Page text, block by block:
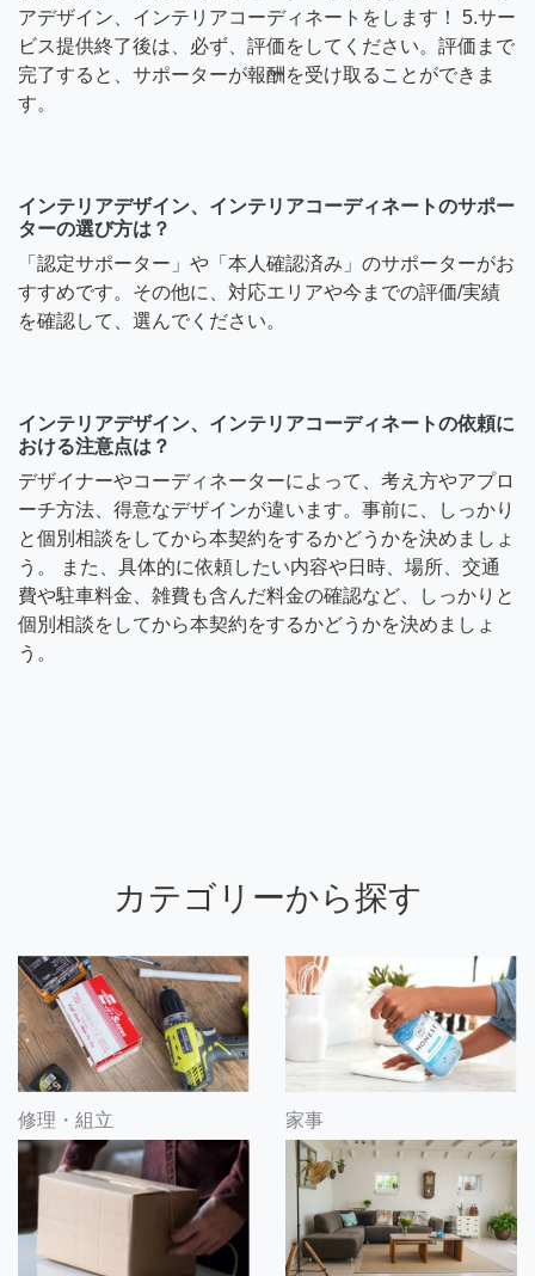
アデザイン、インテリアコーディネートをします！ 5.サー
ビス提供終了後は、必ず、評価をしてください。評価まで
完了すると、サポーターが報酬を受け取ることができま
す。
インテリアデザイン、インテリアコーディネートのサポー
ターの選び方は？
「認定サポーター」や「本人確認済み」のサポーターがお
すすめです。その他に、対応エリアや今までの評価/実績
を確認して、選んでください。
インテリアデザイン、インテリアコーディネートの依頼に
おける注意点は？
デザイナーやコーディネーターによって、考え方やアプロ
ーチ方法、得意なデザインが違います。事前に、しっかり
と個別相談をしてから本契約をするかどうかを決めましょ
う。 また、具体的に依頼したい内容や日時、場所、交通
費や駐車料金、雑費も含んだ料金の確認など、しっかりと
個別相談をしてから本契約をするかどうかを決めましょ
う。
カテゴリーから探す
修理・組立 家事